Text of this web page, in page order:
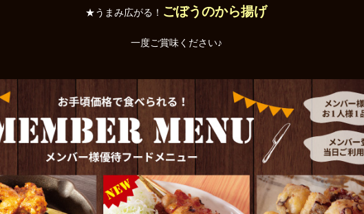
★うまみ広がる！ ごぼうのから揚げ
一度ご賞味ください♪